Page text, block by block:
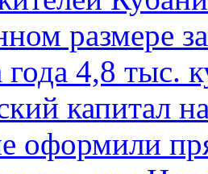
размере
года 4,8 тыс.
капитал
оформили